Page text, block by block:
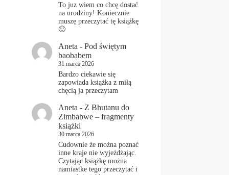
To juz wiem co chcę dostać
na urodziny! Koniecznie
muszę przeczytać tę książkę
🙂
Aneta -Pod świętym
baobabem
31 marca 2026
Bardzo ciekawie się
zapowiada książka z miłą
chęcią ja przeczytam
Aneta - Z Bhutanu do
Zimbabwe – fragmenty
książki
30 marca 2026
Cudownie że można poznać
inne kraje nie wyjeżdżając.
Czytając książkę można
namiastke tego przeczytać i